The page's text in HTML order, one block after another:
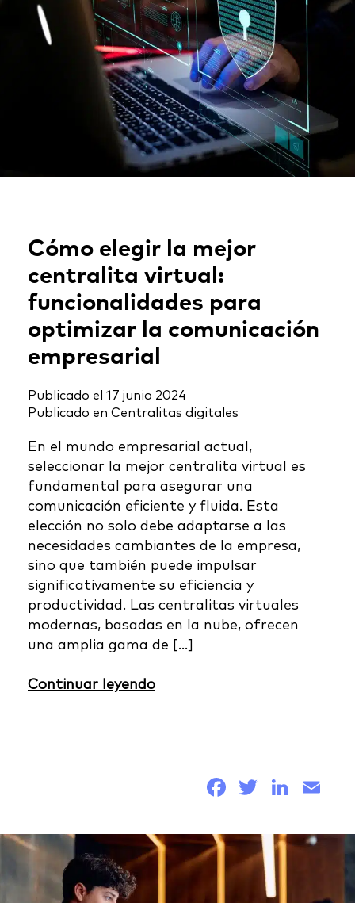
Cómo elegir la mejor
centralita virtual:
funcionalidades para
optimizar la comunicación
empresarial
Publicado el 17 junio 2024
Publicado en Centralitas digitales
En el mundo empresarial actual,
seleccionar la mejor centralita virtual es
fundamental para asegurar una
comunicación eficiente y fluida. Esta
elección no solo debe adaptarse a las
necesidades cambiantes de la empresa,
sino que también puede impulsar
significativamente su eficiencia y
productividad. Las centralitas virtuales
modernas, basadas en la nube, ofrecen
una amplia gama de […]
Facebook
Twitter
Continuar leyendo